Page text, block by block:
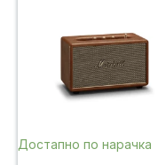
Достапно по нарачка